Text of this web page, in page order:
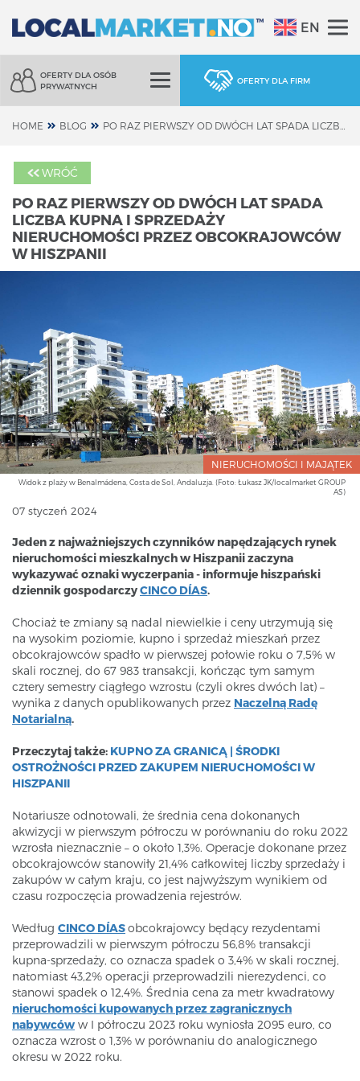
EN
OFERTY DLA OSÓB
PRYWATNYCH
OFERTY DLA FIRM
HOME BLOG
WRÓĆ
PO RAZ PIERWSZY OD DWÓCH LAT SPADA
LICZBA KUPNA I SPRZEDAŻY
NIERUCHOMOŚCI PRZEZ OBCOKRAJOWCÓW
W HISZPANII
NIERUCHOMOŚCI I MAJĄTEK
Widok z plaży w Benalmádena, Costa de Sol, Andaluzja. (Foto: Łukasz JK/localmarket GROUP
AS)
07 styczeń 2024
Jeden z najważniejszych czynników napędzających rynek
nieruchomości mieszkalnych w Hiszpanii zaczyna
wykazywać oznaki wyczerpania - informuje hiszpański
dziennik gospodarczyCINCO DÍAS.
Chociaż te zmiany są nadal niewielkie i ceny utrzymują się
na wysokim poziomie, kupno i sprzedaż mieszkań przez
obcokrajowców spadło w pierwszej połowie roku o 7,5% w
skali rocznej, do 67 983 transakcji, kończąc tym samym
cztery semestry ciągłego wzrostu (czyli okres dwóch lat) –
wynika z danych opublikowanych przez Naczelną Radę
Notarialną.
Przeczytaj także: KUPNO ZA GRANICĄ | ŚRODKI
OSTROŻNOŚCI PRZED ZAKUPEM NIERUCHOMOŚCI W
HISZPANII
Notariusze odnotowali, że średnia cena dokonanych
akwizycji w pierwszym półroczu w porównaniu do roku 2022
wzrosła nieznacznie – o około 1,3%. Operacje dokonane przez
obcokrajowców stanowiły 21,4% całkowitej liczby sprzedaży i
zakupów w całym kraju, co jest najwyższym wynikiem od
czasu rozpoczęcia prowadzenia rejestrów.
Według CINCO DÍASobcokrajowcy będący rezydentami
przeprowadzili w pierwszym półroczu 56,8% transakcji
kupna-sprzedaży, co oznacza spadek o 3,4% w skali rocznej,
natomiast 43,2% operacji przeprowadzili nierezydenci, co
stanowi spadek o 12,4%. Średnia cena za metr kwadratowy
nieruchomości kupowanych przez zagranicznych
nabywców w I półroczu 2023 roku wyniosła 2095 euro, co
oznacza wzrost o 1,3% w porównaniu do analogicznego
okresu w 2022 roku.